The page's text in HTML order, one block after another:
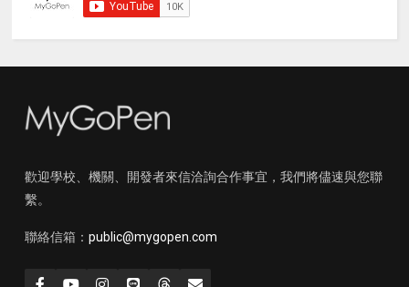
歡迎學校、機關、開發者來信洽詢合作事宜，我們將儘速與您聯
繫。
聯絡信箱： public@mygopen.com